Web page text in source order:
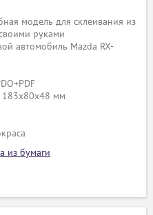
модель для склеивания из
руками
автомобиль Mazda RX-
183х80х48 мм
из бумаги